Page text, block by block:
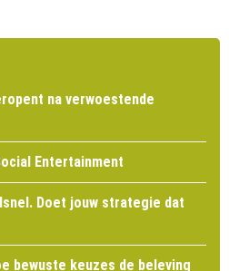
na verwoestende
Entertainment
Doet jouw strategie dat
bewuste keuzes de beleving